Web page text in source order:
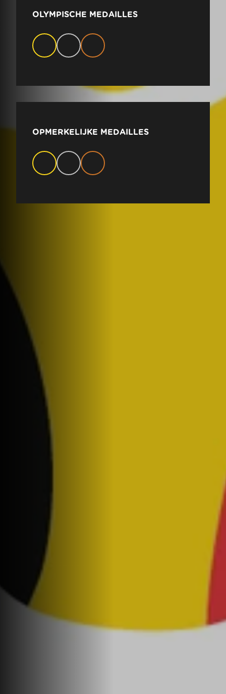
OLYMPISCHE MEDAILLES
OPMERKELIJKE MEDAILLES